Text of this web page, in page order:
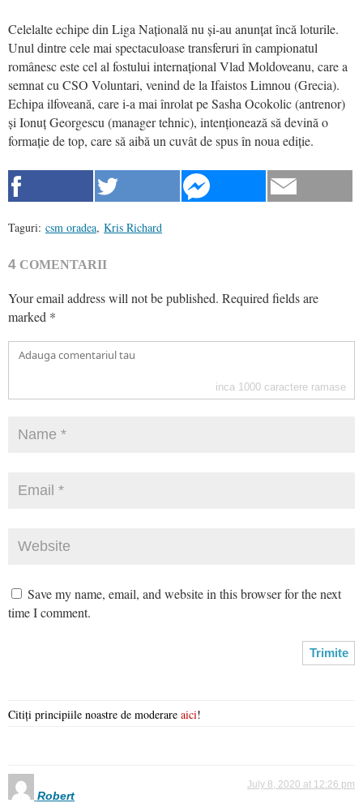
Celelalte echipe din Liga Națională nu și-au anunțat încă loturile.
Unul dintre cele mai spectaculoase transferuri în campionatul
românesc este cel al fostului internațional Vlad Moldoveanu, care a
semnat cu CSO Voluntari, venind de la Ifaistos Limnou (Grecia).
Echipa ilfoveană, care i-a mai înrolat pe Sasha Ocokolic (antrenor)
și Ionuț Georgescu (manager tehnic), intenționează să devină o
formație de top, care să aibă un cuvât de spus în noua ediție.
Taguri: csm oradea, Kris Richard
4 COMENTARII
Your email address will not be published. Required fields are
marked *
inca 1000 caractere ramase
Save my name, email, and website in this browser for the next
time I comment.
Citiți principiile noastre de moderare aici!
Robert
July 8, 2020 at 12:26 pm